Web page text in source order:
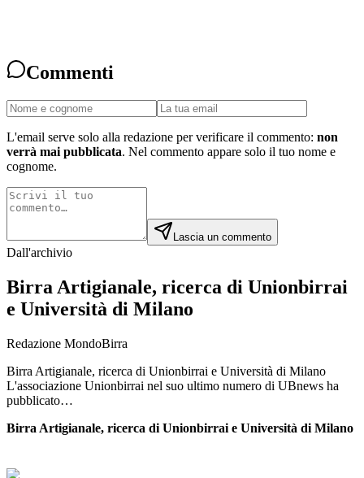
Commenti
L'email serve solo alla redazione per verificare il commento: non
verrà mai pubblicata. Nel commento appare solo il tuo nome e
cognome.
Lascia un commento
Dall'archivio
Birra Artigianale, ricerca di Unionbirrai
e Università di Milano
Redazione MondoBirra
Birra Artigianale, ricerca di Unionbirrai e Università di Milano
L'associazione Unionbirrai nel suo ultimo numero di UBnews ha
pubblicato…
Birra Artigianale, ricerca di Unionbirrai e Università di Milano